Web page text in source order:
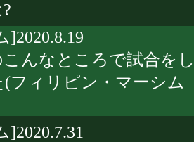
]2020.8.19
こんなところで試合を
(フィリピン・マーシム
]2020.7.31